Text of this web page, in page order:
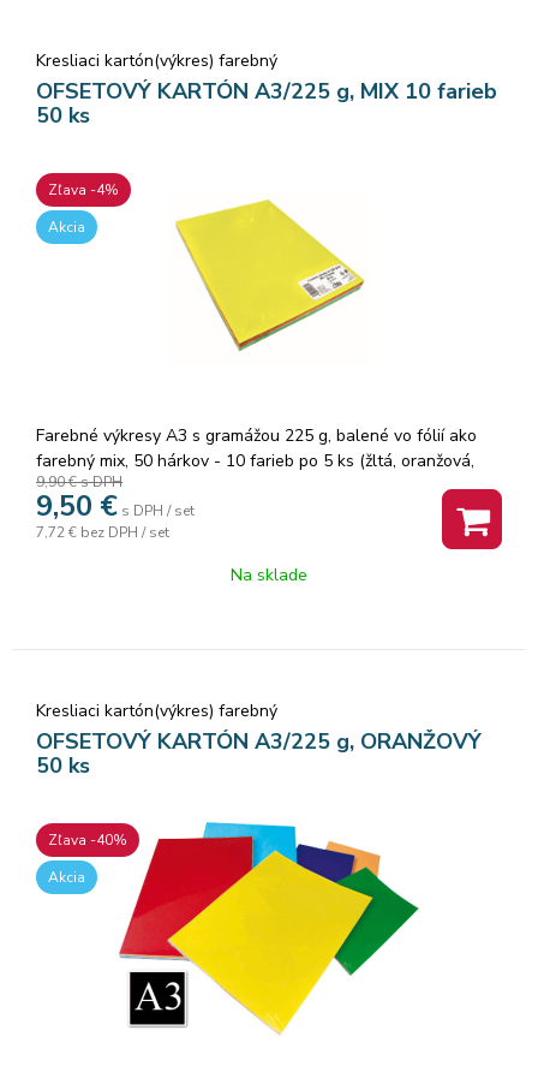
Kresliaci kartón(výkres) farebný
OFSETOVÝ KARTÓN A3/225 g, MIX 10 farieb
50 ks
Zľava -4%
Akcia
Farebné výkresy A3 s gramážou 225 g, balené vo fólií ako
farebný mix, 50 hárkov - 10 farieb po 5 ks (žltá, oranžová,
ružová, červená, svetlozelená, tmavozelená, svetlomodrá,
tmavomodrá, hnedá, čierna)
9,90 €s DPH
9,50 € s DPH / set
7,72 € bez DPH / set
Na sklade
Kresliaci kartón(výkres) farebný
OFSETOVÝ KARTÓN A3/225 g, ORANŽOVÝ
50 ks
Zľava -40%
Akcia